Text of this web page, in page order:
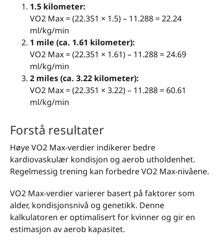
1.5 kilometer:
VO2 Max = (22.351 × 1.5) – 11.288 = 22.24
ml/kg/min
1 mile (ca. 1.61 kilometer):
VO2 Max = (22.351 × 1.61) – 11.288 = 24.69
ml/kg/min
2 miles (ca. 3.22 kilometer):
VO2 Max = (22.351 × 3.22) – 11.288 = 60.61
ml/kg/min
Forstå resultater
Høye VO2 Max-verdier indikerer bedre
kardiovaskulær kondisjon og aerob utholdenhet.
Regelmessig trening kan forbedre VO2 Max-nivåene.
VO2 Max-verdier varierer basert på faktorer som
alder, kondisjonsnivå og genetikk. Denne
kalkulatoren er optimalisert for kvinner og gir en
estimasjon av aerob kapasitet.